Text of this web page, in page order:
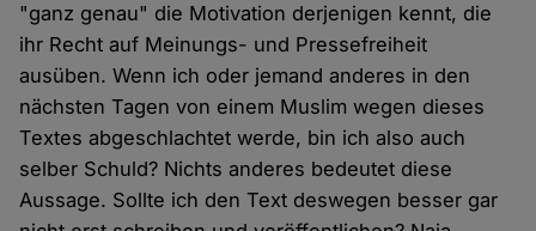
"ganz genau" die Motivation derjenigen kennt, die
ihr Recht auf Meinungs- und Pressefreiheit
ausüben. Wenn ich oder jemand anderes in den
nächsten Tagen von einem Muslim wegen dieses
Textes abgeschlachtet werde, bin ich also auch
selber Schuld? Nichts anderes bedeutet diese
Aussage. Sollte ich den Text deswegen besser gar